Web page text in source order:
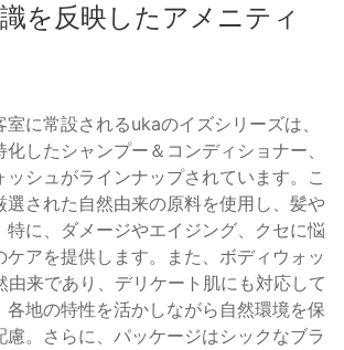
を反映したアメニティ
に常設されるukaのイズシリーズは、
したシャンプー＆コンディショナー、
ッシュがラインナップされています。こ
選された自然由来の原料を使用し、髪や
特に、ダメージやエイジング、クセに悩
ケアを提供します。また、ボディウォッ
由来であり、デリケート肌にも対応して
各地の特性を活かしながら自然環境を保
慮。さらに、パッケージはシックなブラ